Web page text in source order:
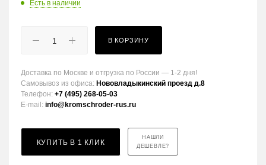
Есть в наличии
В КОРЗИНУ
Доставка по Москве и отгрузка по России — 1-2 дня!
Самовывоз из офиса: Нововладыкинский проезд д.8
Телефон: +7 (495) 268-05-03
E-mail: info@kromschroder-rus.ru
КУПИТЬ В 1 КЛИК
НАШЛИ
ДЕШЕВЛЕ?